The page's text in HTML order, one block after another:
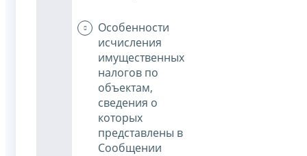
Особенности
исчисления
имущественных
налогов по
объектам,
сведения о
которых
представлены в
Сообщении